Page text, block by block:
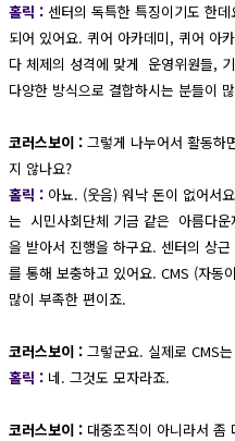
홀릭 : 센터의 독특한 특징이기도 한
되어 있어요. 퀴어 아카데미, 퀴어 아
다 체제의 성격에 맞게 운영위원들,
다양한 방식으로 결합하시는 분들이
코러스보이 : 그렇게 나누어서 활동하
지 않나요?
홀릭 : 아뇨. (웃음) 워낙 돈이 없어서
는 시민사회단체 기금 같은 아름다
을 받아서 진행을 하구요. 센터의 상
를 통해 보충하고 있어요. CMS (자동
많이 부족한 편이죠.
코러스보이 : 그렇군요. 실제로 CMS
홀릭 : 네. 그것도 모자라죠.
코러스보이 : 대중조직이 아니라서 좀